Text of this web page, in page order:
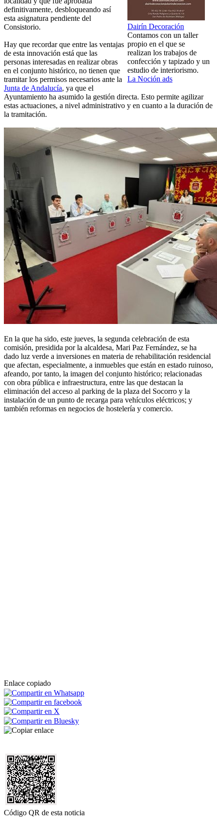
Dairín Decoración
Contamos con un taller
propio en el que se
realizan los trabajos de
confección y tapizado y un
estudio de interiorismo.
La Noción ads
definitivamente, desbloqueando así
esta asignatura pendiente del
Consistorio.
Hay que recordar que entre las ventajas
de esta innovación está que las
personas interesadas en realizar obras
en el conjunto histórico, no tienen que
tramitar los permisos necesarios ante la
Junta de Andalucía, ya que el
Ayuntamiento ha asumido la gestión directa. Esto permite agilizar
estas actuaciones, a nivel administrativo y en cuanto a la duración de
la tramitación.
En la que ha sido, este jueves, la segunda celebración de esta
comisión, presidida por la alcaldesa, Mari Paz Fernández, se ha
dado luz verde a inversiones en materia de rehabilitación residencial
que afectan, especialmente, a inmuebles que están en estado ruinoso,
afeando, por tanto, la imagen del conjunto histórico; relacionadas
con obra pública e infraestructura, entre las que destacan la
eliminación del acceso al parking de la plaza del Socorro y la
instalación de un punto de recarga para vehículos eléctricos; y
también reformas en negocios de hostelería y comercio.
Enlace copiado
Código QR de esta noticia